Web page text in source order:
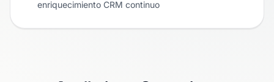
enriquecimiento CRM continuo